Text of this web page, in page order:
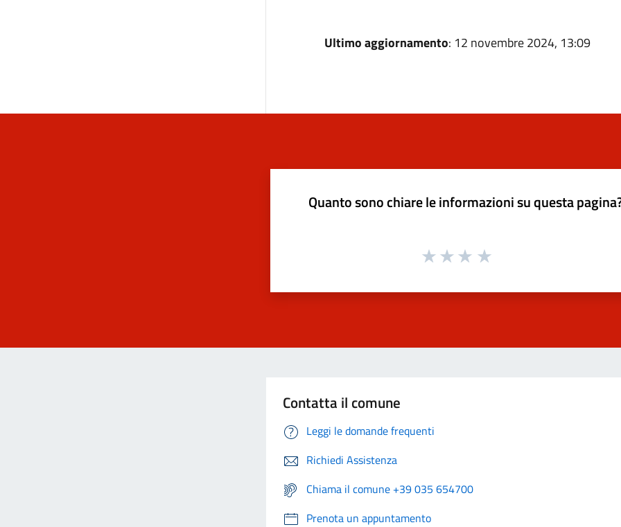
Ultimo aggiornamento: 12 novembre 2024, 13:09
Quanto sono chiare le informazioni su questa
Contatta il comune
Leggi le domande frequenti
Richiedi Assistenza
Chiama il comune +39 035 654700
Prenota un appuntamento